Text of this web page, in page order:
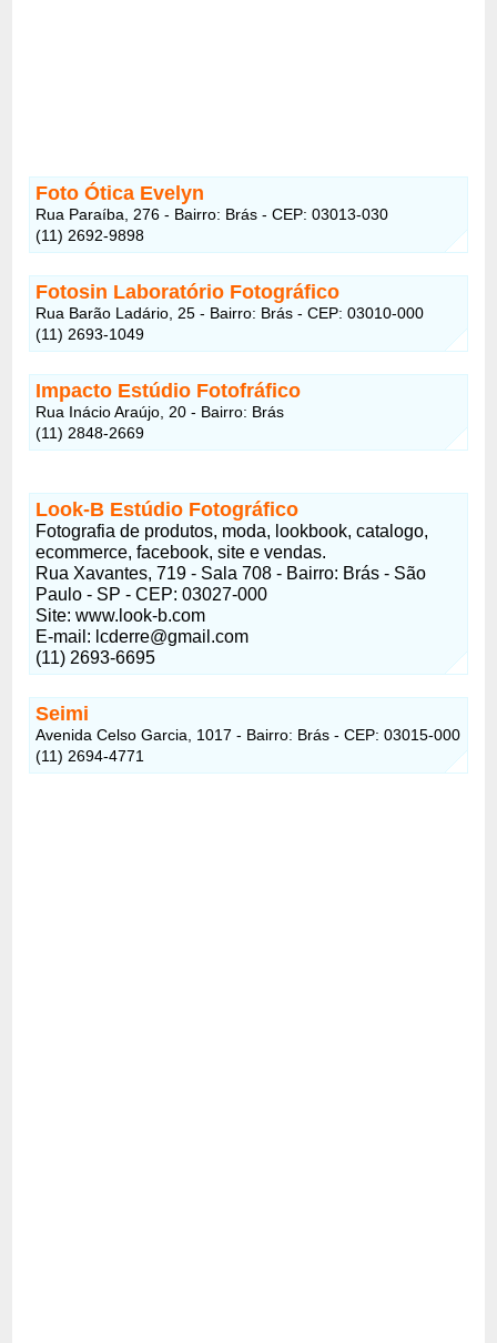
Foto Ótica Evelyn
Rua Paraíba, 276 - Bairro: Brás - CEP: 03013-030
(11) 2692-9898
Fotosin Laboratório Fotográfico
Rua Barão Ladário, 25 - Bairro: Brás - CEP: 03010-000
(11) 2693-1049
Impacto Estúdio Fotofráfico
Rua Inácio Araújo, 20 - Bairro: Brás
(11) 2848-2669
Look-B Estúdio Fotográfico
Fotografia de produtos, moda, lookbook, catalogo,
ecommerce, facebook, site e vendas.
Rua Xavantes, 719 - Sala 708 - Bairro: Brás - São
Paulo - SP - CEP: 03027-000
Site: www.look-b.com
E-mail: lcderre@gmail.com
(11) 2693-6695
Seimi
Avenida Celso Garcia, 1017 - Bairro: Brás - CEP: 03015-000
(11) 2694-4771